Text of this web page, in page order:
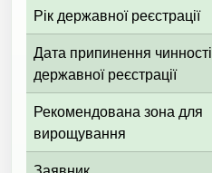
Рік державної реєстрації
Дата припинення чинності
державної реєстрації
Рекомендована зона для
вирощування